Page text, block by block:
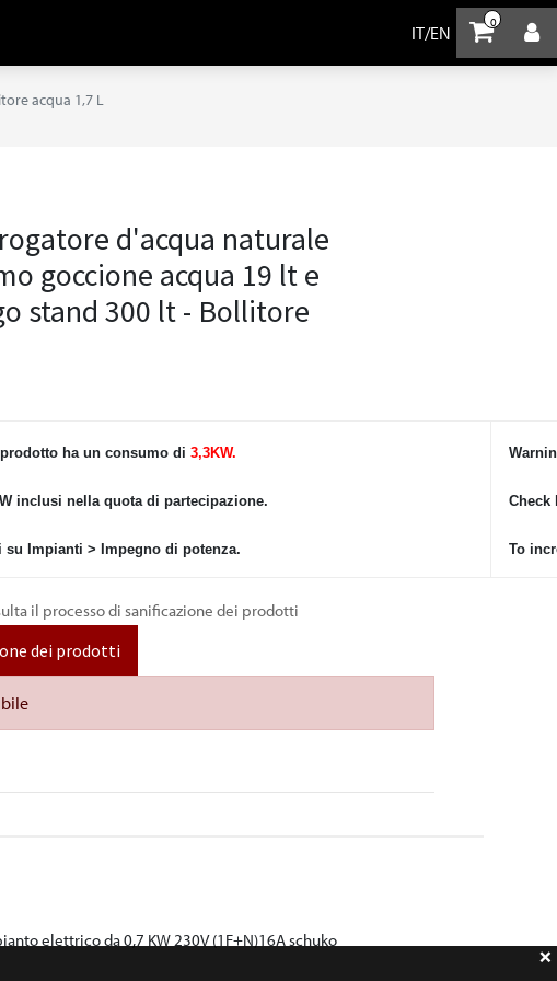
0
IT/EN
acqua 1,7 L
d'acqua naturale
goccione acqua 19 lt e
stand 300 lt - Bollitore
ha un consumo di 3,3KW.
inclusi nella quota di partecipazione.
su Impianti > Impegno di potenza.
Check
To
il processo di sanificazione dei prodotti
dei prodotti
elettrico da 0,7 KW 230V (1F+N)16A schuko